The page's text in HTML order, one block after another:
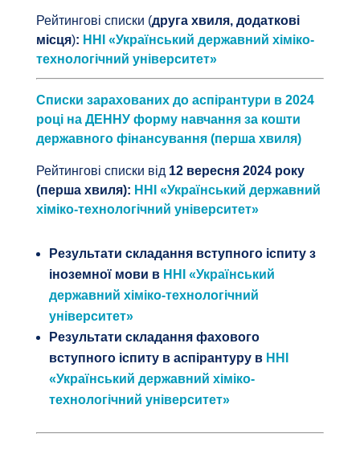
Рейтингові списки (друга хвиля, додаткові
місця): ННІ «Український державний хіміко-
технологічний університет»
Списки зарахованих до аспірантури в 2024
році на ДЕННУ форму навчання за кошти
державного фінансування (перша хвиля)
Рейтингові списки від 12 вересня 2024 року
(перша хвиля): ННІ «Український державний
хіміко-технологічний університет»
Результати складання вступного іспиту з
іноземної мови в ННІ «Український
державний хіміко-технологічний
університет»
Результати складання фахового
вступного іспиту в аспірантуру в ННІ
«Український державний хіміко-
технологічний університет»